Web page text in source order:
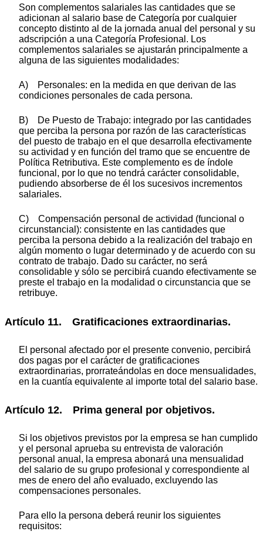
Son complementos salariales las cantidades que se
adicionan al salario base de Categoría por cualquier
concepto distinto al de la jornada anual del personal y su
adscripción a una Categoría Profesional. Los
complementos salariales se ajustarán principalmente a
alguna de las siguientes modalidades:
A) Personales: en la medida en que derivan de las
condiciones personales de cada persona.
B) De Puesto de Trabajo: integrado por las cantidades
que perciba la persona por razón de las características
del puesto de trabajo en el que desarrolla efectivamente
su actividad y en función del tramo que se encuentre de
Política Retributiva. Este complemento es de índole
funcional, por lo que no tendrá carácter consolidable,
pudiendo absorberse de él los sucesivos incrementos
salariales.
C) Compensación personal de actividad (funcional o
circunstancial): consistente en las cantidades que
perciba la persona debido a la realización del trabajo en
algún momento o lugar determinado y de acuerdo con su
contrato de trabajo. Dado su carácter, no será
consolidable y sólo se percibirá cuando efectivamente se
preste el trabajo en la modalidad o circunstancia que se
retribuye.
Artículo 11. Gratificaciones extraordinarias.
El personal afectado por el presente convenio, percibirá
dos pagas por el carácter de gratificaciones
extraordinarias, prorrateándolas en doce mensualidades,
en la cuantía equivalente al importe total del salario base.
Artículo 12. Prima general por objetivos.
Si los objetivos previstos por la empresa se han cumplido
y el personal aprueba su entrevista de valoración
personal anual, la empresa abonará una mensualidad
del salario de su grupo profesional y correspondiente al
mes de enero del año evaluado, excluyendo las
compensaciones personales.
Para ello la persona deberá reunir los siguientes
requisitos: